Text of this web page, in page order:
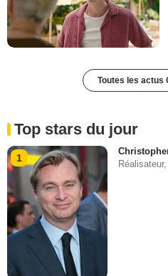
Toutes les actus
Top stars du jour
1